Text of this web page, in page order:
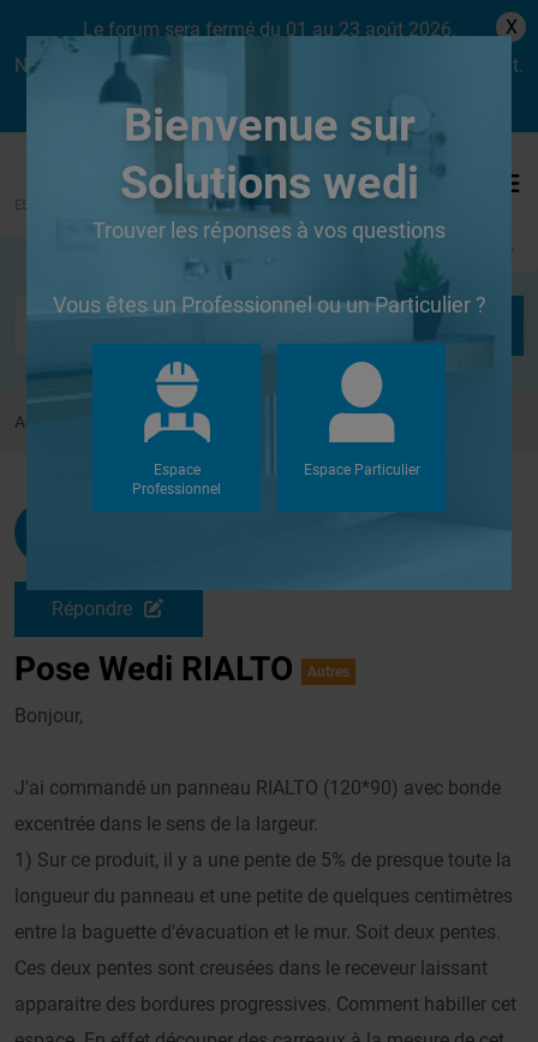
Le forum sera fermé du 01 au 23 août 2026.
Nous aurons le plaisir de vous retrouver dès le lundi 24 août.
X
Se connecter
Accueil Forums Autres Pose Wedi RIALTO
Naldon
Répondre
Pose Wedi RIALTO Autres
Bonjour,
J'ai commandé un panneau RIALTO (120*90) avec bonde
excentrée dans le sens de la largeur.
1) Sur ce produit, il y a une pente de 5% de presque toute la
longueur du panneau et une petite de quelques centimètres
entre la baguette d'évacuation et le mur. Soit deux pentes.
Ces deux pentes sont creusées dans le receveur laissant
apparaitre des bordures progressives. Comment habiller cet
Bienvenue sur
Solutions wedi
Trouver les réponses à vos questions
Vous êtes un Professionnel ou un Particulier ?
Espace
Professionnel
Espace Particulier